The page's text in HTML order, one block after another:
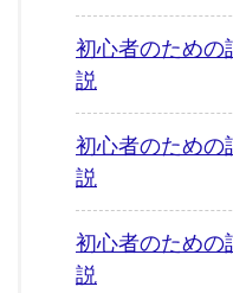
初心者のため
説
初心者のため
説
初心者のため
説